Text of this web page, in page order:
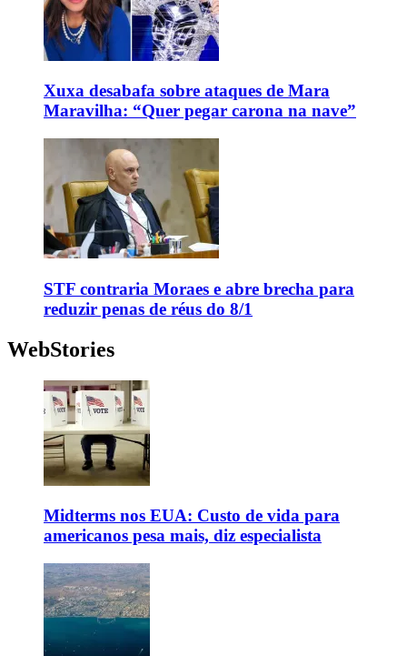
Xuxa desabafa sobre ataques de Mara
Maravilha: “Quer pegar carona na nave”
STF contraria Moraes e abre brecha para
reduzir penas de réus do 8/1
WebStories
Midterms nos EUA: Custo de vida para
americanos pesa mais, diz especialista